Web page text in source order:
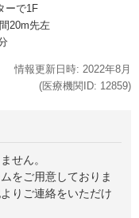
ーで1F
20m先左
情報更新日時: 2022年8月
(医療機関ID: 12859)
せん。
をご用意しておりま
りご連絡をいただけ